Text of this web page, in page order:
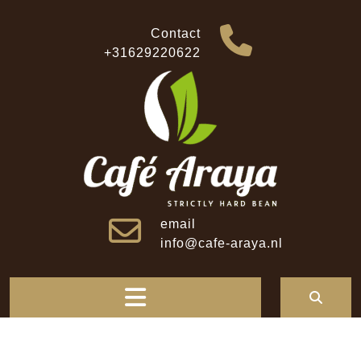
Contact
+31629220622
email
info@cafe-araya.nl